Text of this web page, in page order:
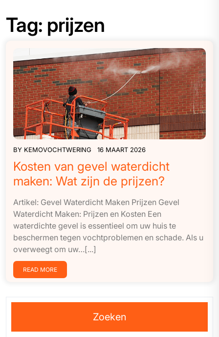
Tag: prijzen
BY KEMOVOCHTWERING 16 MAART 2026
Kosten van gevel waterdicht
maken: Wat zijn de prijzen?
Artikel: Gevel Waterdicht Maken Prijzen Gevel
Waterdicht Maken: Prijzen en Kosten Een
waterdichte gevel is essentieel om uw huis te
beschermen tegen vochtproblemen en schade. Als u
overweegt om uw…[...]
READ MORE
Zoeken